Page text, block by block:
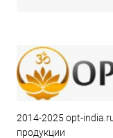
2014-2025 opt-
продукции